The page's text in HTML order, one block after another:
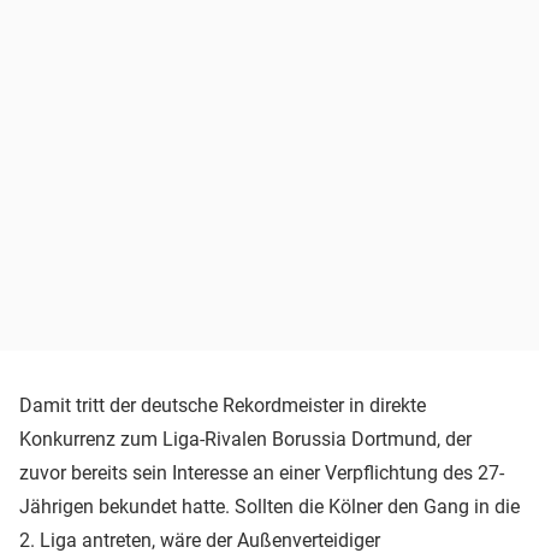
Damit tritt der deutsche Rekordmeister in direkte
Konkurrenz zum Liga-Rivalen Borussia Dortmund, der
zuvor bereits sein Interesse an einer Verpflichtung des 27-
Jährigen bekundet hatte. Sollten die Kölner den Gang in die
2. Liga antreten, wäre der Außenverteidiger